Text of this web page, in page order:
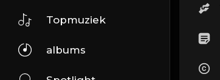
Topmuziek
albums